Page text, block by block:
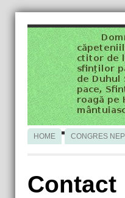
HOME CONGRES
Contact